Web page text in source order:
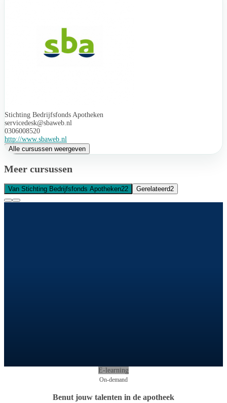
Stichting Bedrijfsfonds Apotheken
servicedesk@sbaweb.nl
0306008520
http://www.sbaweb.nl
Alle cursussen weergeven
Meer cursussen
Van Stichting Bedrijfsfonds Apotheken22 Gerelateerd2
E-learning
On-demand
Benut jouw talenten in de apotheek